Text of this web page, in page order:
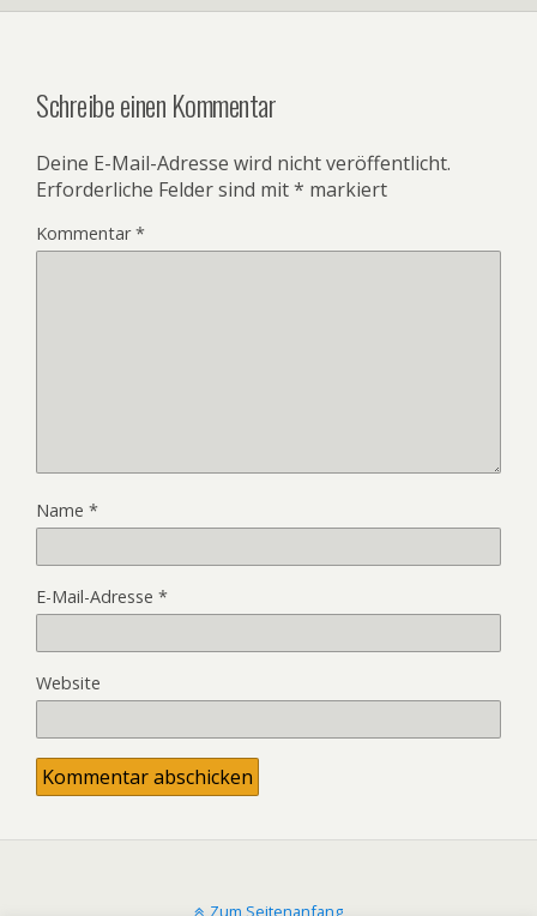
Schreibe einen Kommentar
Deine E-Mail-Adresse wird nicht veröffentlicht.
Erforderliche Felder sind mit* markiert
Kommentar*
Name *
E-Mail-Adresse *
Website
Zum Seitenanfang